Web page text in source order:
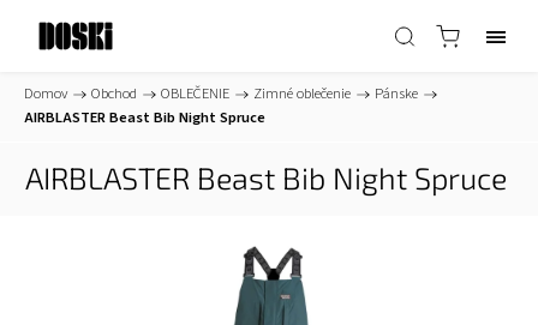
Domov / Obchod / OBLEČENIE / Zimné oblečenie / Pánske /
AIRBLASTER Beast Bib Night Spruce
AIRBLASTER Beast Bib Night Spruce